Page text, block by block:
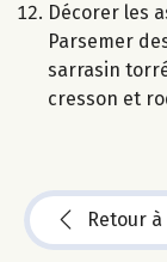
Décorer les
Parsemer
sarrasin
cresson et
Retour